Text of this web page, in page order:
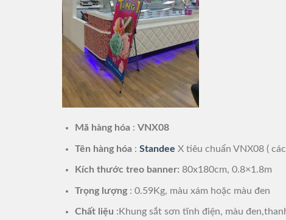
Mã hàng hóa: VNX08
Tên hàng hóa: Standee X tiêu chuẩn VNX08 (
Kích thước treo banner: 80x180cm, 0.8×1.8m
Trọng lượng: 0.59Kg, màu xám hoặc màu đen
Chất liệu :Khung sắt sơn tĩnh điện, màu